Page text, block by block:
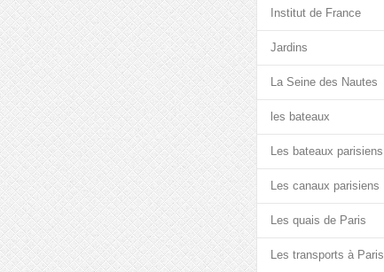
Institut de France
Jardins
La Seine des Nautes
les bateaux
Les bateaux parisiens
Les canaux parisiens
Les quais de Paris
Les transports à Paris